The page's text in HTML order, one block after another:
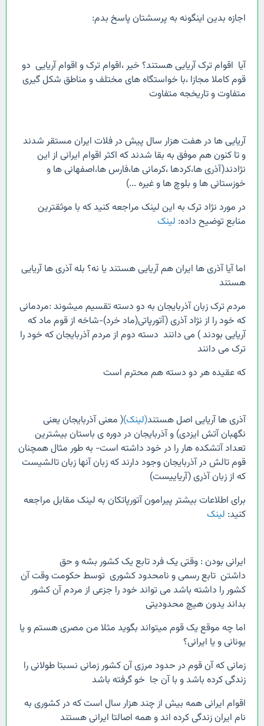
اجازه بدین اینگونه به پرسشتان پاسخ بدم:
آیا اقوام ترک آریایی هستند؟ خیر ،اقوام ترک و اقوام آریایی دو
قوم کاملا مجازا ،با خواستگاه های مختلف و مناطق شکل گیری
متفاوت و تاریخجه متفاوت
آریایی ها در هفت هزار سال پیش در فلات ایران مستقر شدند
و تا کنون هم موفق به بقا شدند که اکثر اقوام ایرانی از این
نژادند(آذری ها،کردها ،کرمانی ها،فارس ها،اصفهانی ها و
خوزستانی ها و بلوچ ها و غیره ...)
در مورد نژاد ترک به این لینک مراجعه کنید که با موثقترین
منابع توضیح داده: لینک
اما آیا آذری ها ایران هم آریایی هستند یا نه؟ بله آذری ها آریایی
هستند
مردم ترک زبان آذربایجان به دو دسته تقسیم میشوند :مردمانی
که خود را از نژاد آذری (آتورپاتی(ماد خرد)-شاخه از قوم ماد که
آریایی بودند ) می دانند دسته دوم از مردم آذربایجان که خود را
ترک می دانند
که عقیده هر دو دسته هم محترم است
آذری ها آریایی اصل هستند(لینک)( معنی آذربایجان یعنی
نگهبان آتش ایزدی) و آذربایجان در دوره ی باستان بیشترین
تعداد آتشکده هار را در خود داشته است- به طور مثال همچنان
قوم تالش در آذربایجان وجود دارند که زبان آنها زبان تالشیست
که از زبان آذری (آریاییست)
برای اطلاعات بیشتر پیرامون آتورپاتکان به لینک مقابل مراجعه
کنید: لینک
ایرانی بودن : وقتی یک فرد تابع یک کشور بشه و حق
داشتن تابع رسمی و نامحدود کشوری توسط حکومت وقت آن
کشور را داشته باشد می تواند خود را جزعی از مردم آن کشور
بداند یدون هیچ محدودیتی
اما چه موقع یک قوم میتواند بگوید مثلا من مصری هستم و یا
یونانی و یا ایرانی؟
زمانی که آن قوم در حدود مرزی آن کشور زمانی نسبتا طولانی را
زندگی کرده باشد و با آن جا خو گرفته باشد
اقوام ایرانی همه بیش از چند هزار سال است که در کشوری به
نام ایران زندگی کرده اند و همه اصالتا ایرانی هستند